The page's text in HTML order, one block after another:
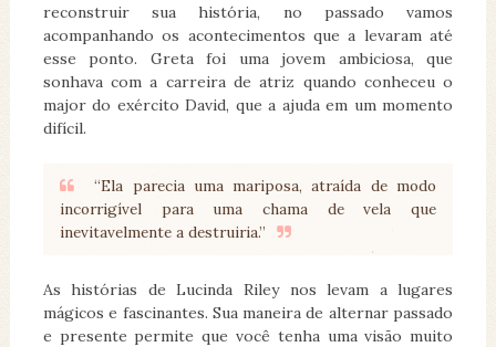
reconstruir sua história, no passado vamos
acompanhando os acontecimentos que a levaram até
esse ponto. Greta foi uma jovem ambiciosa, que
sonhava com a carreira de atriz quando conheceu o
major do exército David, que a ajuda em um momento
difícil.
“Ela parecia uma mariposa, atraída de modo
incorrigível para uma chama de vela que
inevitavelmente a destruiria.”
As histórias de Lucinda Riley nos levam a lugares
mágicos e fascinantes. Sua maneira de alternar passado
e presente permite que você tenha uma visão muito